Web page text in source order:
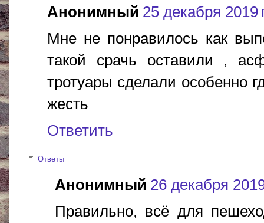
Анонимный 25 декабря 2019
Мне не понравилось как
такой срачь оставили ,
тротуары сделали особенно
жесть
Ответить
Ответы
Анонимный 26 декабря
Правильно, всё для